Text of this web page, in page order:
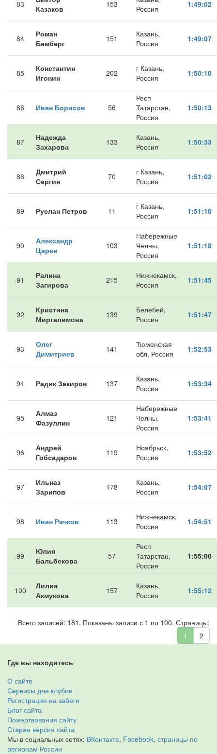
83
Казаков
153
Россия
1:49:02
84
Роман
Бамберг
151
Казань,
Россия
1:49:07
85
Константин
Игонин
202
г Казань,
Россия
1:50:10
86 Иван Борисов 56
Респ
Татарстан,
Россия
1:50:13
87
Надежда
Захарова
133
Казань,
Россия
1:50:33
88
Дмитрий
Сергин
70
г Казань,
Россия
1:51:02
89 Руслан Петров 11
г Казань,
Россия
1:51:10
90
Александр
Царев
103
Набережные
Челны,
Россия
1:51:18
91
Ралина
Загирова
215
Нижнекамск,
Россия
1:51:45
92
Кристина
Миргалимова
139
Белебей,
Россия
1:51:47
93
Олег
Димитриев
141
Тюменская
обл, Россия
1:52:53
94 Радик Закиров 137
Казань,
Россия
1:53:34
95
Алмаз
Фазуллин
121
Набережные
Челны,
Россия
1:53:41
96
Андрей
Гобсадаров
119
Ноябрьск,
Россия
1:53:52
97
Ильназ
Зарипов
178
Казань,
Россия
1:54:07
98 Иван Рачков 113
Нижнекамск,
Россия
1:54:51
99
Юлия
Бальбекова
57
Респ
Татарстан,
Россия
1:55:00
100
Лилия
Акмукова
157
Казань,
Россия
1:55:12
Всего записей: 181. Показаны записи с 1 по 100. Страницы:
1
2
Где вы находитесь
О сайте
Сервисы для клубов
Регистрация на забеги
Блог сайта
Пожертвования сайту
Старая версия сайта
Мы в социальных сетях: ВКонтакте, Facebook, страницы по
регионам России